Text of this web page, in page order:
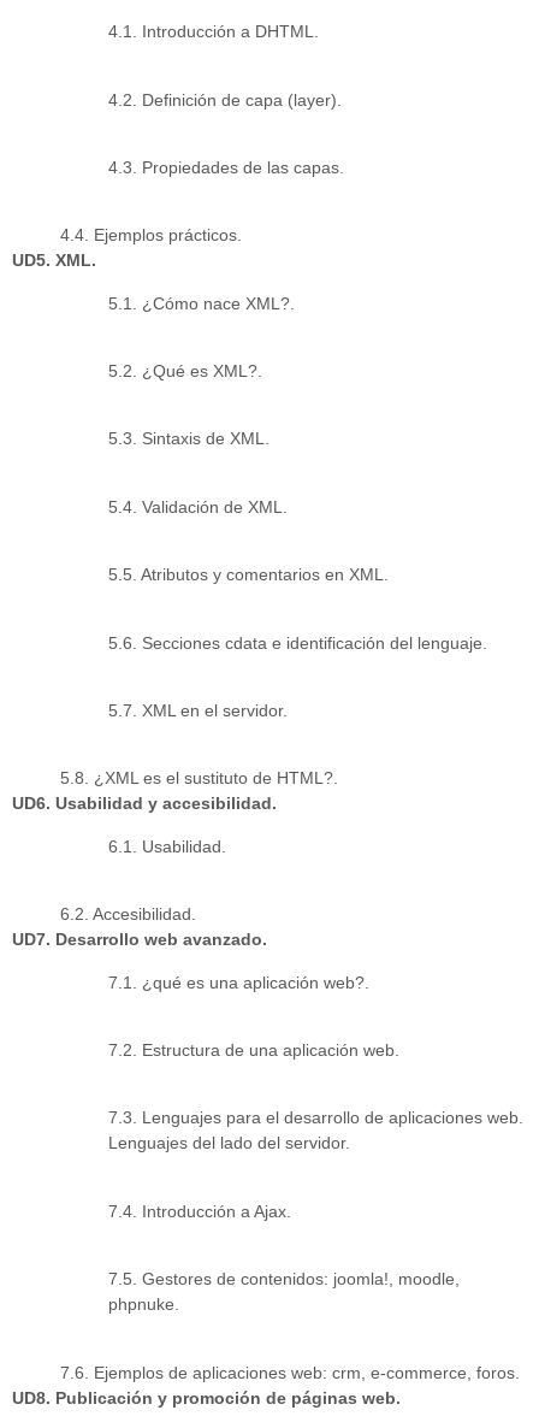
4.1. Introducción a DHTML.
4.2. Definición de capa (layer).
4.3. Propiedades de las capas.
4.4. Ejemplos prácticos.
UD5. XML.
5.1. ¿Cómo nace XML?.
5.2. ¿Qué es XML?.
5.3. Sintaxis de XML.
5.4. Validación de XML.
5.5. Atributos y comentarios en XML.
5.6. Secciones cdata e identificación del lenguaje.
5.7. XML en el servidor.
5.8. ¿XML es el sustituto de HTML?.
UD6. Usabilidad y accesibilidad.
6.1. Usabilidad.
6.2. Accesibilidad.
UD7. Desarrollo web avanzado.
7.1. ¿qué es una aplicación web?.
7.2. Estructura de una aplicación web.
7.3. Lenguajes para el desarrollo de aplicaciones web.
Lenguajes del lado del servidor.
7.4. Introducción a Ajax.
7.5. Gestores de contenidos: joomla!, moodle,
phpnuke.
7.6. Ejemplos de aplicaciones web: crm, e-commerce, foros.
UD8. Publicación y promoción de páginas web.